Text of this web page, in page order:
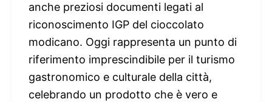
anche preziosi documenti legati al
riconoscimento IGP del cioccolato
modicano. Oggi rappresenta un punto di
riferimento imprescindibile per il turismo
gastronomico e culturale della città,
celebrando un prodotto che è vero e